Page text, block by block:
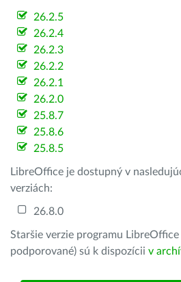
26.2.5
26.2.4
26.2.3
26.2.2
26.2.1
26.2.0
25.8.7
25.8.6
25.8.5
LibreOffice je dostupný v
verziách:
26.8.0
Staršie verzie programu
podporované) sú k dispozícii v